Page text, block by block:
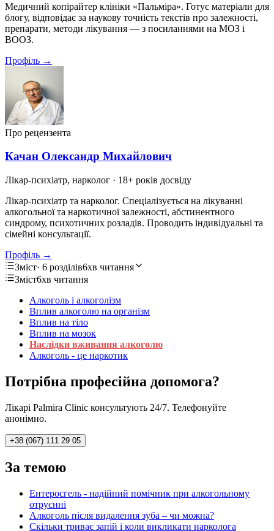
Медичний копірайтер клініки «Пальміра». Готує матеріали для
блогу, відповідає за наукову точність текстів про залежності,
препарати, методи лікування — з посиланнями на МОЗ і
ВООЗ.
Профіль →
Про рецензента
Качан Олександр Михайлович
Лікар-психіатр, нарколог · 18+ років досвіду
Лікар-психіатр та нарколог. Спеціалізується на лікуванні
алкогольної та наркотичної залежності, абстинентного
синдрому, психотичних розладів. Проводить індивідуальні та
сімейні консультації.
Профіль →
Зміст· 6 розділів6хв читання
Зміст6хв читання
Алкоголь і алкоголізм
Вплив алкоголю на організм
Вплив на тіло
Вплив на мозок
Наслідки вживання алкоголю
Алкоголь - це наркотик
Потрібна професійна допомога?
Лікарі Palmira Clinic консультують 24/7. Телефонуйте
анонімно.
+38 (067) 111 29 05
За темою
Ентеросгель - надійний помічник при алкогольному
отруєнні
Алкоголь після видалення зуба – чи можна?
Скільки триває запій і коли викликати нарколога